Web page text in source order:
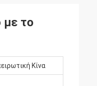
με το
Κίνα